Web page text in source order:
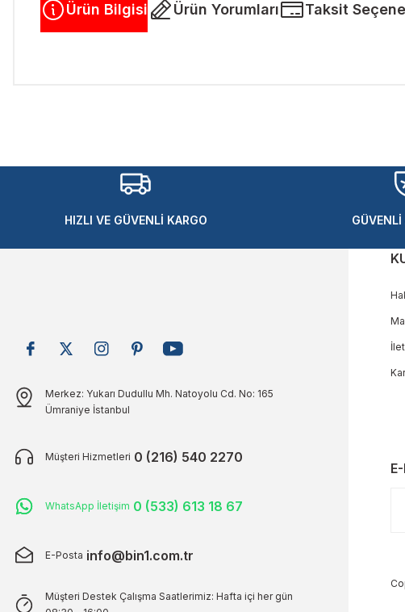
Ürün Bilgisi Ürün Yorumları Taksit
Ürün açıklamasında eksik bilgiler bulunuyor.
Ürün bilgilerinde hatalar bulunuyor.
Ürün fiyatı diğer sitelerden daha pahalı.
HIZLI VE GÜVENLİ KARGO GÜVENLİ
Merkez: Yukarı Dudullu Mh. Natoyolu Cd. No: 165
Ümraniye İstanbul
Müşteri Hizmetleri 0 (216) 540 2270
WhatsApp İletişim 0 (533) 613 18 67
E-Posta info@bin1.com.tr
Müşteri Destek Çalışma Saatlerimiz: Hafta içi her gün